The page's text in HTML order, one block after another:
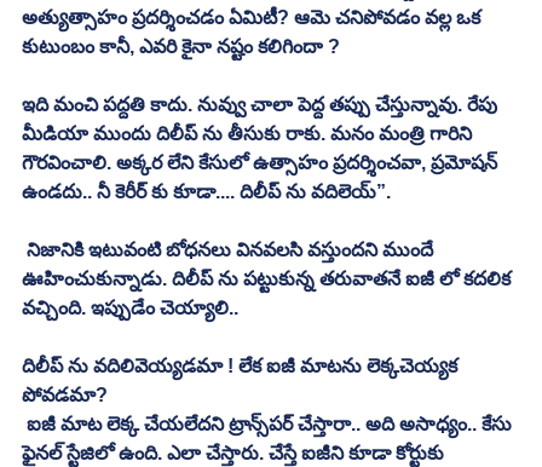
అత్యుత్సాహం ప్రదర్శించడం ఏమిటీ? ఆమె చనిపోవడం వల్ల ఒక
కుటుంబం కానీ, ఎవరి కైనా నష్టం కలిగిందా ?
ఇది మంచి పద్దతి కాదు. నువ్వు చాలా పెద్ద తప్పు చేస్తున్నావు. రేపు
మీడియా ముందు దిలీప్‌ ను తీసుకు రాకు. మనం మంత్రి గారిని
గౌరవించాలి. అక్కర లేని కేసులో ఉత్సాహం ప్రదర్శించవా, ప్రమోషన్‌
ఉండదు.. నీ కెరీర్‌ కు కూడా.... దిలీప్‌ ను వదిలెయ్‌”.
ఊహించుకున్నాడు. దిలీప్‌ ను పట్టుకున్న తరువాతనే ఐజీ లో కదలిక
వచ్చింది. ఇప్పుడేం చెయ్యాలి..
దిలీప్‌ ను వదిలివెయ్యడమా ! లేక ఐజీ మాటను లెక్కచెయ్యక
పోవడమా?
ఫైనల్‌ స్టేజిలో ఉంది. ఎలా చేస్తారు. చేస్తే ఐజీని కూడా కోర్టుకు